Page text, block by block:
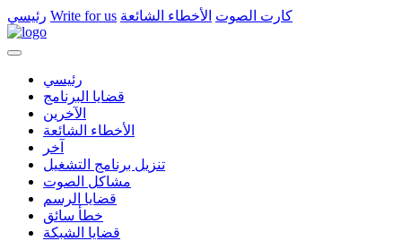
رئيسي Write for us كارت الصوت الأخطاء الشائعة
رئيسي
قضايا البرنامج
الآخرين
الأخطاء الشائعة
آخر
تنزيل برنامج التشغيل
مشاكل الصوت
قضايا الرسم
خطأ سائق
قضايا الشبكة